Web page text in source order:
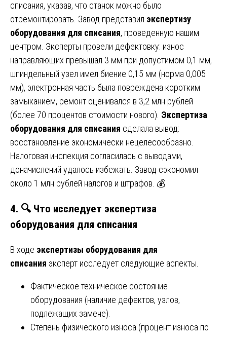
списания, указав, что станок можно было
отремонтировать. Завод представил экспертизу
оборудования для списания, проведенную нашим
центром. Эксперты провели дефектовку: износ
направляющих превышал 3 мм при допустимом 0,1 мм,
шпиндельный узел имел биение 0,15 мм (норма 0,005
мм), электронная часть была повреждена коротким
замыканием, ремонт оценивался в 3,2 млн рублей
(более 70 процентов стоимости нового). Экспертиза
оборудования для списания сделала вывод:
восстановление экономически нецелесообразно.
Налоговая инспекция согласилась с выводами,
доначислений удалось избежать. Завод сэкономил
около 1 млн рублей налогов и штрафов. 💰
4. 🔍 Что исследует экспертиза
оборудования для списания
В ходе экспертизы оборудования для
списания эксперт исследует следующие аспекты.
Фактическое техническое состояние
оборудования (наличие дефектов, узлов,
подлежащих замене).
Степень физического износа (процент износа по